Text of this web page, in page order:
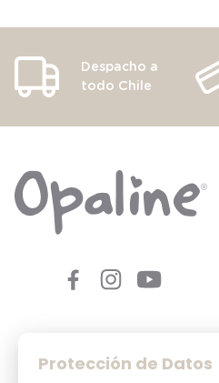
Protección de Datos
Despacho a
todo Chile